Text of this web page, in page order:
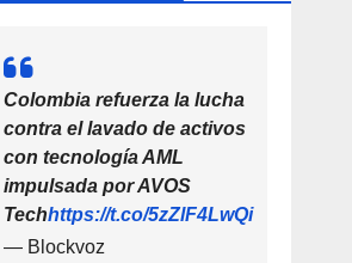
Colombia refuerza la lucha
contra el lavado de activos
con tecnología AML
impulsada por AVOS
Techhttps://t.co/5zZlF4LwQi
— Blockvoz